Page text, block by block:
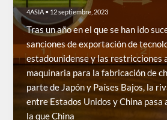
4ASIA • 12 septiembre, 2023
Tras un año en el que se han ido
sanciones de exportación de
estadounidense y las restricciones
maquinaria para la fabricación de
parte de Japón y Países Bajos, la
entre Estados Unidos y China pasa
la que China